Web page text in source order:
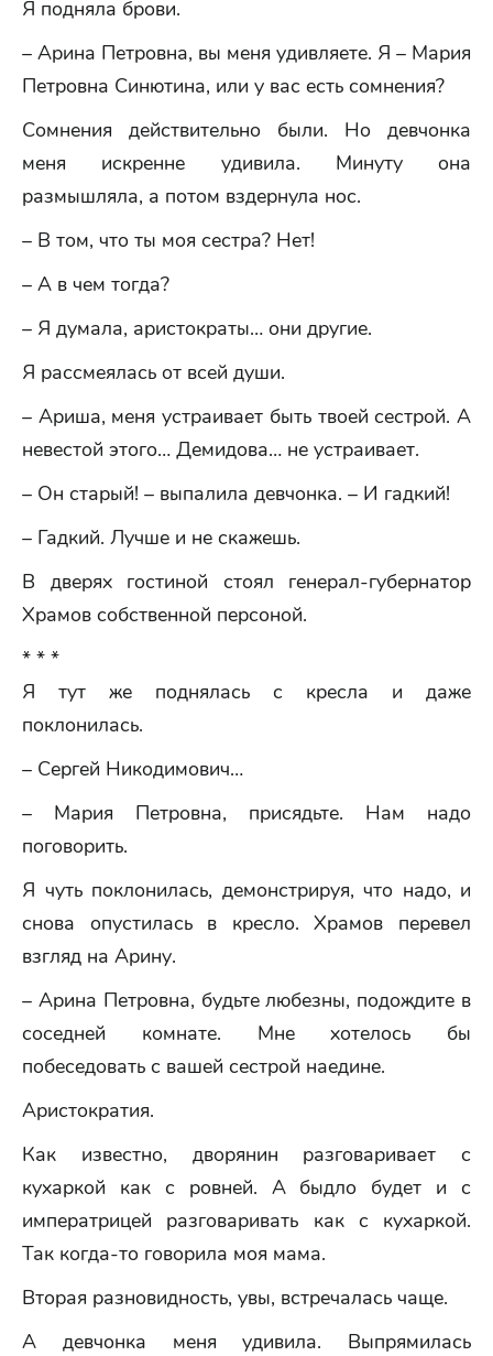
Я подняла брови.
– Арина Петровна, вы меня удивляете. Я – Мария
Петровна Синютина, или у вас есть сомнения?
Сомнения действительно были. Но девчонка
меня искренне удивила. Минуту она
размышляла, а потом вздернула нос.
– В том, что ты моя сестра? Нет!
– А в чем тогда?
– Я думала, аристократы… они другие.
Я рассмеялась от всей души.
– Ариша, меня устраивает быть твоей сестрой. А
невестой этого… Демидова… не устраивает.
– Он старый! – выпалила девчонка. – И гадкий!
– Гадкий. Лучше и не скажешь.
В дверях гостиной стоял генерал-губернатор
Храмов собственной персоной.
* * *
Я тут же поднялась с кресла и даже
поклонилась.
– Сергей Никодимович…
– Мария Петровна, присядьте. Нам надо
поговорить.
Я чуть поклонилась, демонстрируя, что надо, и
снова опустилась в кресло. Храмов перевел
взгляд на Арину.
– Арина Петровна, будьте любезны, подождите в
соседней комнате. Мне хотелось бы
побеседовать с вашей сестрой наедине.
Аристократия.
Как известно, дворянин разговаривает с
кухаркой как с ровней. А быдло будет и с
императрицей разговаривать как с кухаркой.
Так когда-то говорила моя мама.
Вторая разновидность, увы, встречалась чаще.
А девчонка меня удивила. Выпрямилась